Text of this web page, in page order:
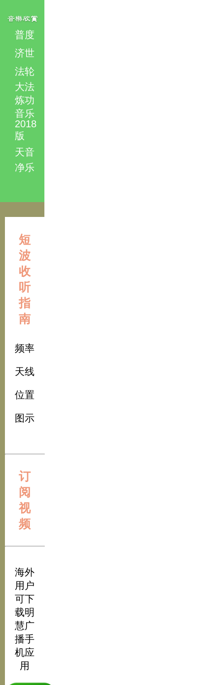
普度
济世
法轮
大法
炼功
音乐
2018
版
天音
净乐
短
波
收
听
指
南
频率
天线
位置
图示
订
阅
视
频
海外
用户
可下
载明
慧广
播手
机应
用